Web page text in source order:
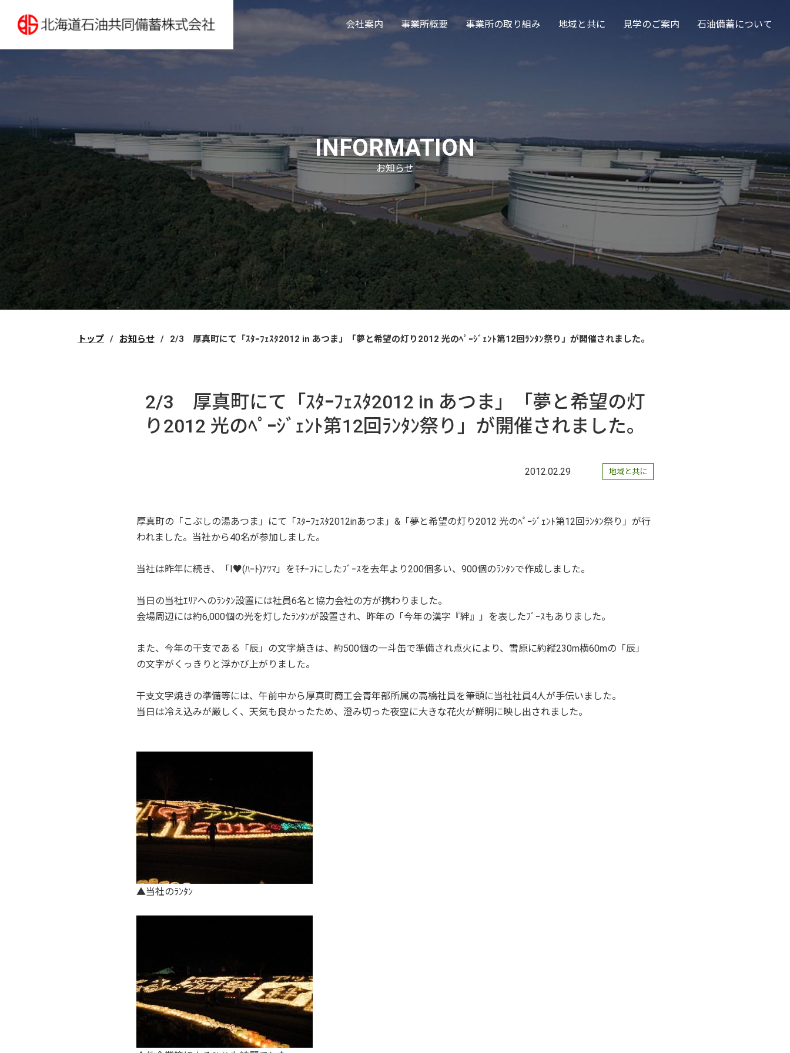
会社案内 事業所概要 事業所の取り組み 地域と共に 見学のご案内 石油備蓄について
INFORMATION
お知らせ
トップ お知らせ 2/3 厚真町にて「ｽﾀｰﾌｪｽﾀ2012 in あつま」「夢と希望の灯り2012 光のﾍﾟｰｼﾞｪﾝﾄ第12回ﾗﾝﾀﾝ祭り」が開催されました。
2/3 厚真町にて「ｽﾀｰﾌｪｽﾀ2012 in あつま」「夢と希望の灯
り2012 光のﾍﾟｰｼﾞｪﾝﾄ第12回ﾗﾝﾀﾝ祭り」が開催されました。
2012.02.29 地域と共に
厚真町の「こぶしの湯あつま」にて「ｽﾀｰﾌｪｽﾀ2012inあつま」&「夢と希望の灯り2012 光のﾍﾟｰｼﾞｪﾝﾄ第12回ﾗﾝﾀﾝ祭り」が行
われました。当社から40名が参加しました。
当社は昨年に続き、「I♥(ﾊｰﾄ)ｱﾂﾏ」をﾓﾁｰﾌにしたﾌﾞｰｽを去年より200個多い、900個のﾗﾝﾀﾝで作成しました。
当日の当社ｴﾘｱへのﾗﾝﾀﾝ設置には社員6名と協力会社の方が携わりました。
会場周辺には約6,000個の光を灯したﾗﾝﾀﾝが設置され、昨年の「今年の漢字『絆』」を表したﾌﾞｰｽもありました。
また、今年の干支である「辰」の文字焼きは、約500個の一斗缶で準備され点火により、雪原に約縦230m横60mの「辰」
の文字がくっきりと浮かび上がりました。
干支文字焼きの準備等には、午前中から厚真町商工会青年部所属の高橋社員を筆頭に当社社員4人が手伝いました。
当日は冷え込みが厳しく、天気も良かったため、澄み切った夜空に大きな花火が鮮明に映し出されました。
▲当社のﾗﾝﾀﾝ